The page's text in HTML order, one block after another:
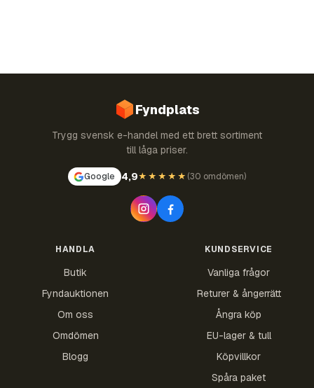
Fyndplats
Trygg svensk e-handel med ett brett sortiment
till låga priser.
Google 4,9★★★★★ (30 omdömen)
HANDLA
Butik
Fyndauktionen
Om oss
Omdömen
Blogg
KUNDSERVICE
Vanliga frågor
Returer & ångerrätt
Ångra köp
EU-lager & tull
Köpvillkor
Spåra paket